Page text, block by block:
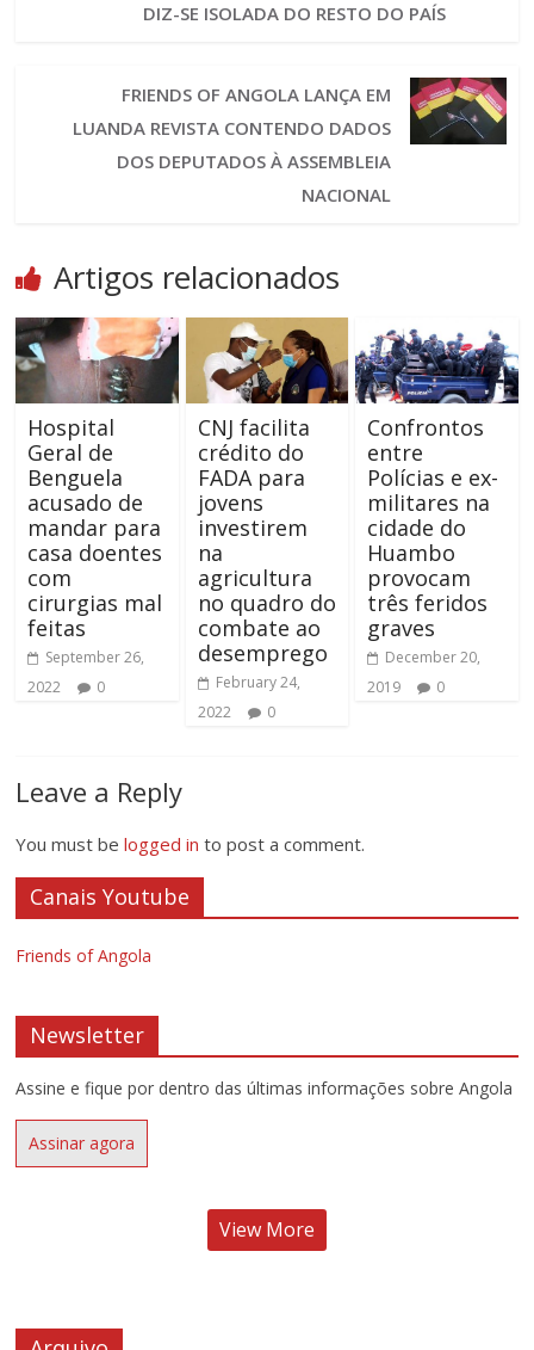
DIZ-SE ISOLADA DO RESTO DO PAÍS
FRIENDS OF ANGOLA LANÇA EM
LUANDA REVISTA CONTENDO DADOS
DOS DEPUTADOS À ASSEMBLEIA
NACIONAL
Artigos relacionados
Hospital
Geral de
Benguela
acusado de
mandar para
casa doentes
com
cirurgias mal
feitas
September 26,
2022
0
CNJ facilita
crédito do
FADA para
jovens
investirem
na
agricultura
no quadro do
combate ao
desemprego
February 24,
2022
0
Confrontos
entre
Polícias e ex-
militares na
cidade do
Huambo
provocam
três feridos
graves
December 20,
2019
0
Leave a Reply
You must belogged in to post a comment.
Canais Youtube
Friends of Angola
Newsletter
Assine e fique por dentro das últimas informações sobre Angola
Assinar agora
View More